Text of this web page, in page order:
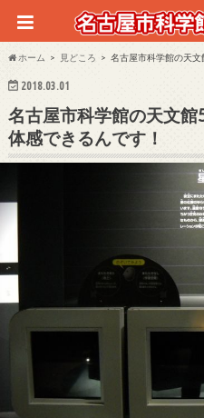
ホーム 見どころ 名古屋市科学館の天文
2018.03.01
名古屋市科学館の天文
体感できるんです！